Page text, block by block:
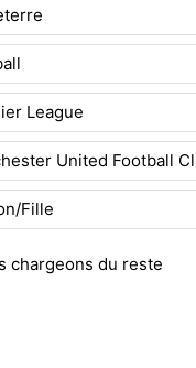
League
United Football
Fille